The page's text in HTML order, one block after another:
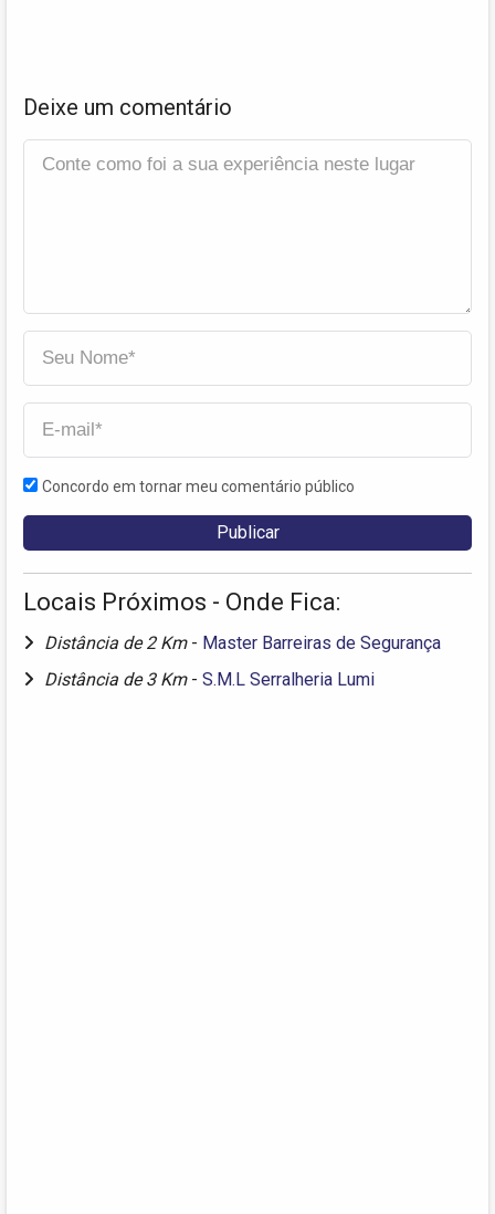
Deixe um comentário
Concordo em tornar meu comentário público
Locais Próximos - Onde Fica:
Distância de 2 Km - Master Barreiras de Segurança
Distância de 3 Km - S.M.L Serralheria Lumi